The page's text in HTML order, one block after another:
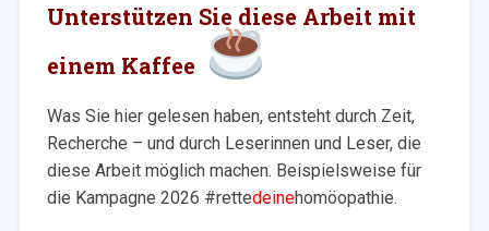
Unterstützen Sie diese Arbeit mit
einem Kaffee
Was Sie hier gelesen haben, entsteht durch Zeit,
Recherche – und durch Leserinnen und Leser, die
diese Arbeit möglich machen. Beispielsweise für
die Kampagne 2026 #rettedeinehomöopathie.